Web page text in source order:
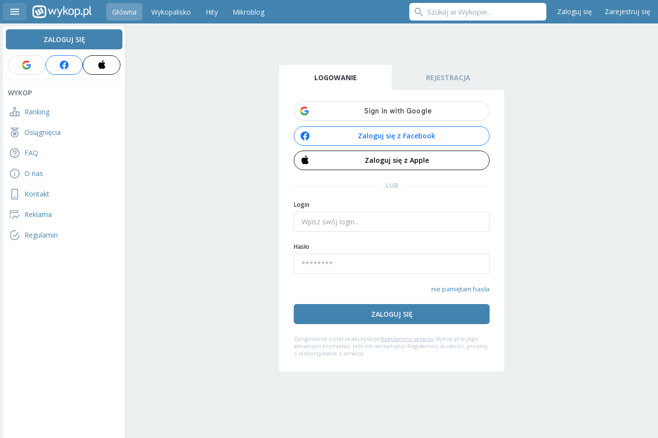
Główna Wykopalisko Hity Mikroblog Zaloguj się Zarejestruj się
ZALOGUJ SIĘ
WYKOP
Ranking
Osiągnięcia
FAQ
O nas
Kontakt
Reklama
Regulamin
LOGOWANIE REJESTRACJA
Zaloguj się z Facebook
Zaloguj się z Apple
LUB
Login
Hasło
nie pamiętam hasła
ZALOGUJ SIĘ
Zalogowanie oznacza akceptację Regulaminu serwisu Wykop.pl w jego
aktualnym brzmieniu. Jeśli nie akceptujesz Regulaminu w całości, prosimy
o niekorzystanie z serwisu.